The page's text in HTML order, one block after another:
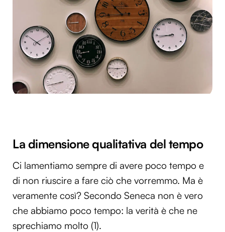
La dimensione qualitativa del tempo
Ci lamentiamo sempre di avere poco tempo e
di non riuscire a fare ciò che vorremmo. Ma è
veramente così? Secondo Seneca non è vero
che abbiamo poco tempo: la verità è che ne
sprechiamo molto (1).